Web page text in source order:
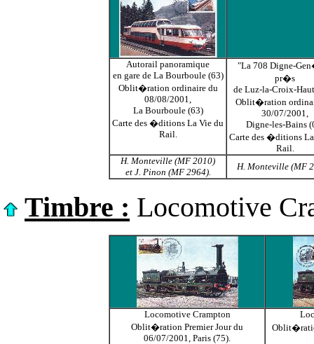
Autorail panoramique
en gare de La Bourboule (63)
Oblit�ration ordinaire du
08/08/2001,
La Bourboule (63)
Carte des �ditions La Vie du
Rail.
"La 708 Digne-
pr�s
de Luz-la-Croix-
Oblit�ration
30/07/2001,
Digne-les-Bains
Carte des �ditions
Rail.
H. Monteville (MF 2010)
et J. Pinon (MF 2964).
H. Monteville (MF
Timbre : Locomotive
Locomotive Crampton
Oblit�ration Premier Jour du
06/07/2001, Paris (75).